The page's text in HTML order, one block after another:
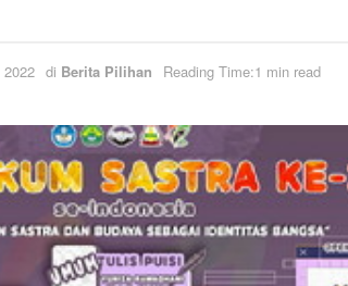
2022 di Berita Pilihan Reading Time:1 min read